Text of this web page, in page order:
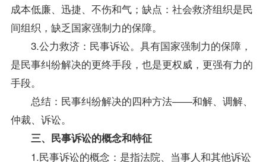
成本低廉、迅捷、不伤和气；缺点：社会救济组织是民
间组织，缺乏国家强制力的保障。
3.公力救济：民事诉讼。具有国家强制力的保障，
是民事纠纷解决的更终手段，也是更权威，更强有力的
手段。
总结：民事纠纷解决的四种方法――和解、调解、
仲裁、诉讼。
三、民事诉讼的概念和特征
1.民事诉讼的概念：是指法院、当事人和其他诉讼